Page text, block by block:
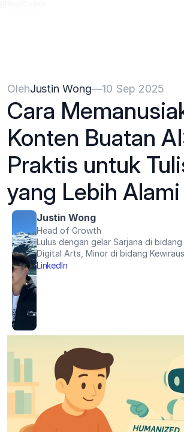
OlehJustin Wong—10 Sep 2025
Cara
Konten Buatan
Praktis untuk
yang Lebih Alami
Justin Wong
Head of Growth
Lulus dengan gelar Sarjana di bidang
Digital Arts, Minor di bidang
LinkedIn